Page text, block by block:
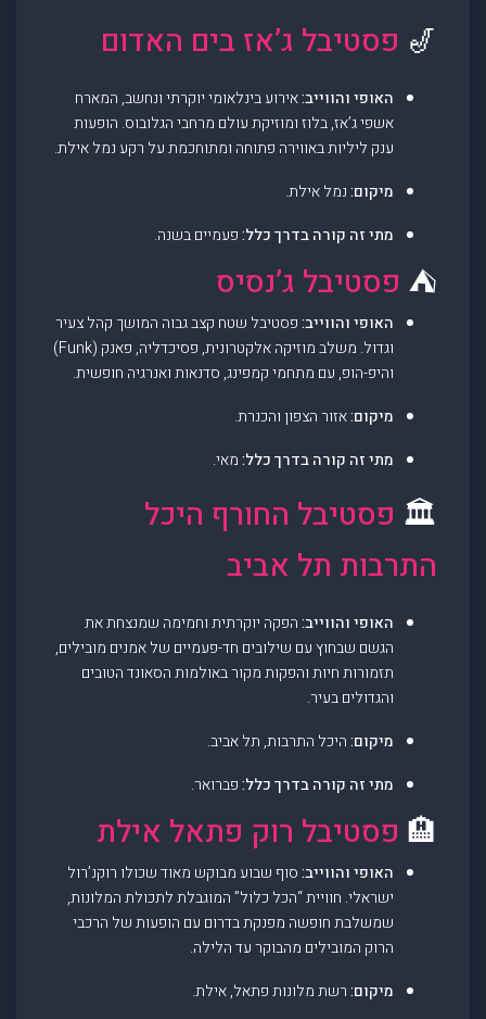
🎷 פסטיבל ג’אז בים האדום
האופי והווייב:אירוע בינלאומי יוקרתי ונחשב, המארח
אשפי ג’אז, בלוז ומוזיקת עולם מרחבי הגלובוס. הופעות
ענק ליליות באווירה פתוחה ומתוחכמת על רקע נמל אילת.
מיקום:נמל אילת.
מתי זה קורה בדרך כלל:פעמיים בשנה.
⛺ פסטיבל ג’נסיס
האופי והווייב:פסטיבל שטח קצב גבוה המושך קהל צעיר
וגדול. משלב מוזיקה אלקטרונית, פסיכדליה, פאנק (Funk)
והיפ-הופ, עם מתחמי קמפינג, סדנאות ואנרגיה חופשית.
מיקום:אזור הצפון והכנרת.
מתי זה קורה בדרך כלל:מאי.
🏛️ פסטיבל החורף היכל
התרבות תל אביב
האופי והווייב:הפקה יוקרתית וחמימה שמנצחת את
הגשם שבחוץ עם שילובים חד-פעמיים של אמנים מובילים,
תזמורות חיות והפקות מקור באולמות הסאונד הטובים
והגדולים בעיר.
מיקום:היכל התרבות, תל אביב.
מתי זה קורה בדרך כלל:פברואר.
🏨 פסטיבל רוק פתאל אילת
האופי והווייב:סוף שבוע מבוקש מאוד שכולו רוקנ’רול
ישראלי. חוויית “הכל כלול” המוגבלת לתכולת המלונות,
שמשלבת חופשה מפנקת בדרום עם הופעות של הרכבי
הרוק המובילים מהבוקר עד הלילה.
מיקום:רשת מלונות פתאל, אילת.